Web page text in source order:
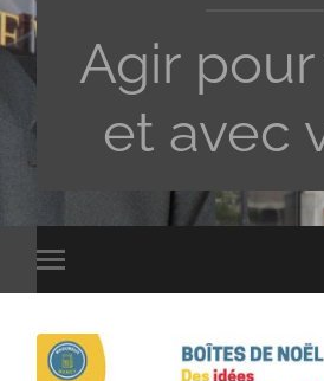
Agir
et avec
Toggle
mobile